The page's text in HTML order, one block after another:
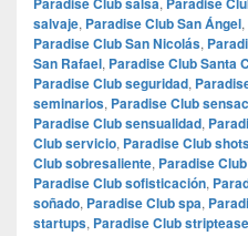
salvaje, Paradise Club San Ángel,
Paradise Club San Nicolás,
San Rafael, Paradise Club Santa
Paradise Club seguridad,
seminarios, Paradise Club
Paradise Club sensualidad,
Club servicio, Paradise Club
Club sobresaliente, Paradise
Paradise Club sofisticación,
soñado, Paradise Club spa,
startups, Paradise Club striptease